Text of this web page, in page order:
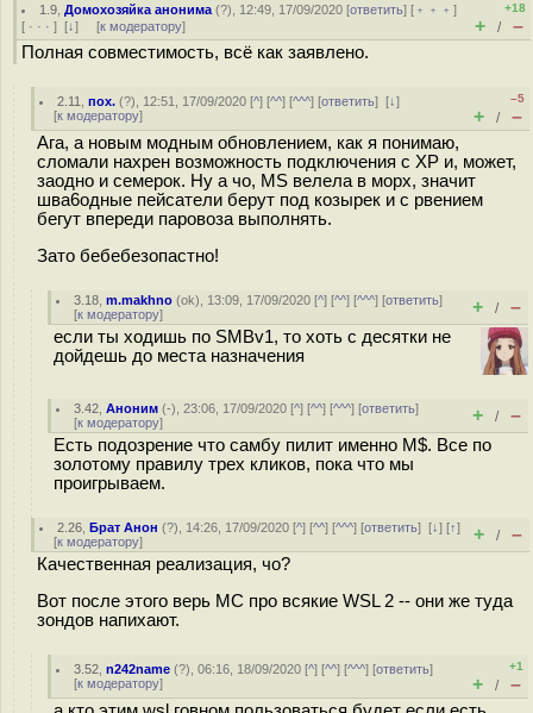
1.9 ,Домохозяйка анонима (?), 12:49, 17/09/2020 [ответить] [ ﹢﹢﹢]
[ · · · ] [↓] [к модератору]
+18
+ / –
Полная совместимость, всё как заявлено.
2.11 ,пох. (?), 12:51, 17/09/2020 [^] [^^] [^^^] [ответить][↓]
[к модератору]
–5
+ / –
Ага, а новым модным обновлением, как я понимаю,
сломали нахрен возможность подключения с XP и, может,
заодно и семерок. Ну а чо, MS велела в морх, значит
шва6одные пейсатели берут под козырек и с рвением
бегут впереди паровоза выполнять.
Зато бебебезопастно!
3.18 ,m.makhno (ok), 13:09, 17/09/2020 [^] [^^] [^^^] [ответить]
[к модератору] + / –
если ты ходишь по SMBv1, то хоть с десятки не
дойдешь до места назначения
3.42 ,Аноним (-), 23:06, 17/09/2020 [^] [^^] [^^^] [ответить]
[к модератору] + / –
Есть подозрение что самбу пилит именно M$. Все по
золотому правилу трех кликов, пока что мы
проигрываем.
2.26 ,Брат Анон (?), 14:26, 17/09/2020 [^] [^^] [^^^] [ответить][↓] [↑]
[к модератору] + / –
Качественная реализация, чо?
Вот после этого верь МС про всякие WSL 2 -- они же туда
зондов напихают.
3.52 ,n242name (?), 06:16, 18/09/2020 [^] [^^] [^^^] [ответить]
[к модератору]
+1
+ / –